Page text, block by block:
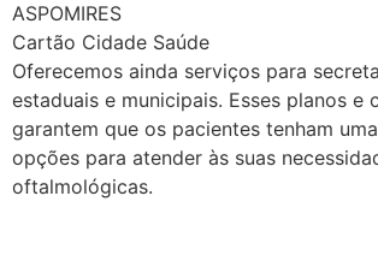
ASPOMIRES
Cartão Cidade Saúde
Oferecemos ainda serviços para
estaduais e municipais. Esses planos e
garantem que os pacientes tenham
opções para atender às suas
oftalmológicas.